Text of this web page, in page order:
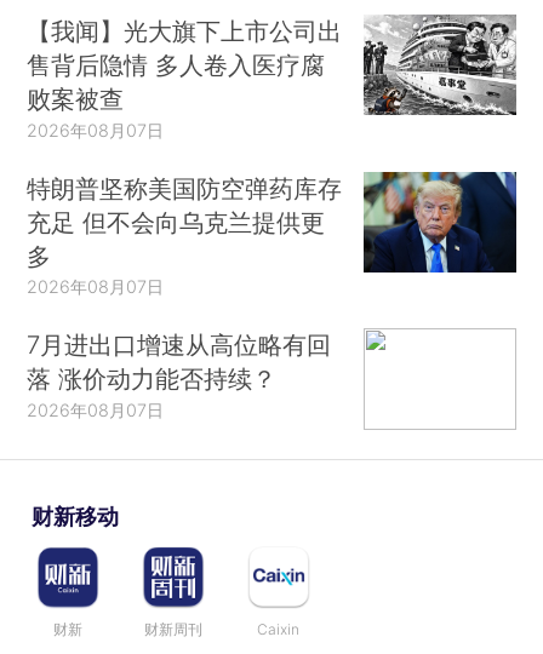
【我闻】光大旗下上市公司出
售背后隐情 多人卷入医疗腐
败案被查
2026年08月07日
特朗普坚称美国防空弹药库存
充足 但不会向乌克兰提供更
多
2026年08月07日
7月进出口增速从高位略有回
落 涨价动力能否持续？
2026年08月07日
财新移动
财新 财新周刊 Caixin